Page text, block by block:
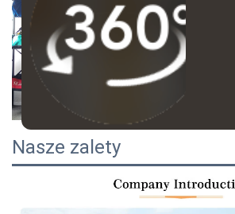
Nasze zalety